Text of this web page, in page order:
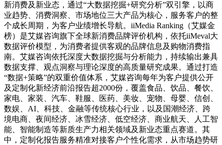
新消费及新业态，通过“大数据挖掘+研究分析”双引擎，以商
业趋势、消费洞察、市场地位三大产品为核心，服务客户的整
个成长周期，为客户业绩增长导航。iiMedia Ranking（艾媒金
榜）是艾媒咨询旗下全球新消费品牌评价机构，依托iiMeval大
数据评价模型，为消费者提供客观的品牌信息及购物消费指
南。艾媒咨询依托深度大数据挖掘与分析能力，持续输出兼具
数据支撑、观点洞察与理论深度的高质量研究成果。通过打造
“数据+策略”的双重价值体系，艾媒咨询每年为客户提供公开
及定制化新经济前沿报告超2000份，覆盖食品、饮品、餐饮、
家电、家装、汽车、鞋服、医药、美妆、宠物、母婴、信创、
数娱、AI、科技、金融等传统核心行业，以及国潮经济、跨
境电商、夜间经济、冰雪经济、低空经济、商业航天、人工智
能、智能制造等新质生产力相关领域及新业态重点赛道。其
中，定制化报告服务精准对接客户个性化需求，从市场趋势研